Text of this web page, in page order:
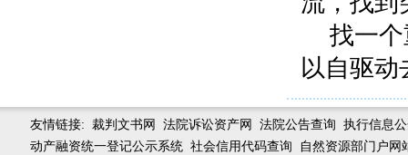
找一
以自驱动
友情链接: 裁判文书网 法院诉讼资产网 法院公告查询 执行信息
动产融资统一登记公示系统 社会信用代码查询 自然资源部门户网